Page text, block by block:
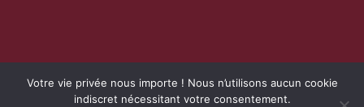
Votre vie privée nous importe ! Nous n’utilisons aucun cookie
indiscret nécessitant votre consentement.